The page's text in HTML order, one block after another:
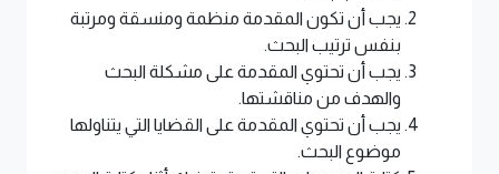
يجب أن تكون المقدمة منظمة ومنسقة ومرتبة
بنفس ترتيب البحث.
يجب أن تحتوي المقدمة على مشكلة البحث
والهدف من مناقشتها.
يجب أن تحتوي المقدمة على القضايا التي يتناولها
موضوع البحث.